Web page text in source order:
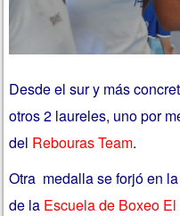
Desde el sur y más
otros 2 laureles, uno por
del Rebouras Team.
Otra medalla se forjó en
de la Escuela de Boxeo